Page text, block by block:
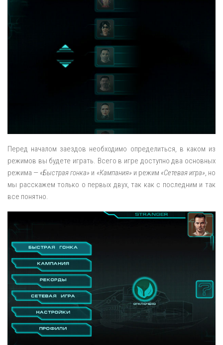
Перед началом заездов необходимо определиться, в каком из
режимов вы будете играть. Всего в игре доступно два основных
режима — «Быстрая гонка» и «Кампания» и режим «Сетевая игра», но
мы расскажем только о первых двух, так как с последним и так
все понятно.